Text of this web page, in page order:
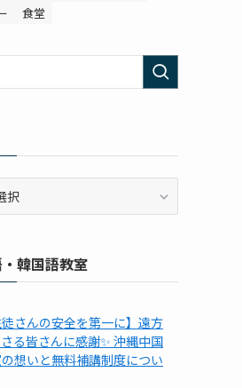
食堂
韓国語教室
徒さんの安全を第一に】遠方
る皆さんに感謝✨ 沖縄中国
想いと無料補講制度につい